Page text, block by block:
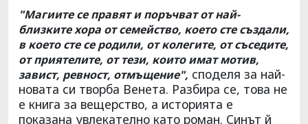
"Магиите се правят и поръчват от най-
близките хора от семейство, което сте създали,
в което сте се родили, от колегите, от съседите,
от приятелите, от тези, които имат мотив,
завист, ревност, отмъщение", споделя за най-
новата си творба Венета. Разбира се, това не
е книга за вещерство, а историята е
показана увлекателно като роман. Синът й